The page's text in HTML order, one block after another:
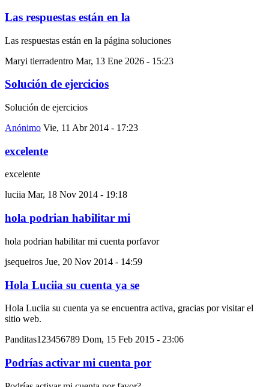
Las respuestas están en la
Las respuestas están en la página soluciones
Maryi tierradentro Mar, 13 Ene 2026 - 15:23
Solución de ejercicios
Solución de ejercicios
Anónimo Vie, 11 Abr 2014 - 17:23
excelente
excelente
luciia Mar, 18 Nov 2014 - 19:18
hola podrian habilitar mi
hola podrian habilitar mi cuenta porfavor
jsequeiros Jue, 20 Nov 2014 - 14:59
Hola Luciia su cuenta ya se
Hola Luciia su cuenta ya se encuentra activa, gracias por visitar el
sitio web.
Panditas123456789 Dom, 15 Feb 2015 - 23:06
Podrías activar mi cuenta por